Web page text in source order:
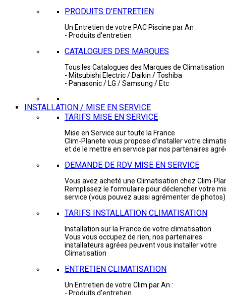
PRODUITS D'ENTRETIEN
Un Entretien de votre PAC Piscine par An :
- Produits d'entretien
CATALOGUES DES MARQUES
Tous les Catalogues des Marques de Climatisation
- Mitsubishi Electric / Daikin / Toshiba
- Panasonic / LG / Samsung / Etc
INSTALLATION / MISE EN SERVICE
TARIFS MISE EN SERVICE
Mise en Service sur toute la France
Clim-Planete vous propose d'installer votre
et de le mettre en service par nos partenaires
DEMANDE DE RDV MISE EN SERVICE
Vous avez acheté une Climatisation chez Clim-
Remplissez le formulaire pour déclencher votre
service (vous pouvez aussi agrémenter de photos)
TARIFS INSTALLATION CLIMATISATION
Installation sur la France de votre climatisation
Vous vous occupez de rien, nos partenaires
installateurs agrées peuvent vous installer votre
Climatisation
ENTRETIEN CLIMATISATION
Un Entretien de votre Clim par An :
- Produits d'entretien